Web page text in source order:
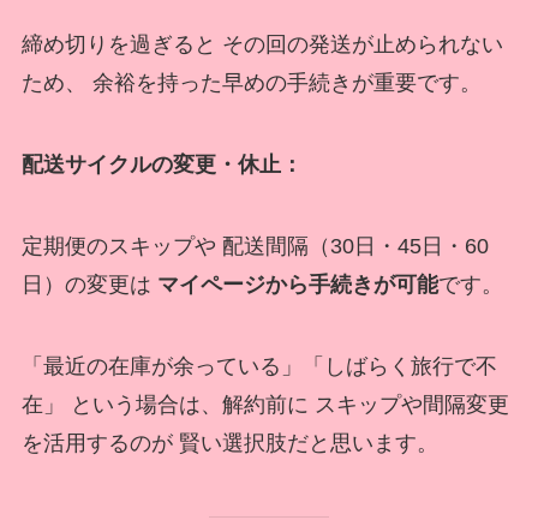
締め切りを過ぎると その回の発送が止められない
ため、 余裕を持った早めの手続きが重要です。
配送サイクルの変更・休止：
定期便のスキップや 配送間隔（30日・45日・60
日）の変更は マイページから手続きが可能です。
「最近の在庫が余っている」「しばらく旅行で不
在」 という場合は、解約前に スキップや間隔変更
を活用するのが 賢い選択肢だと思います。